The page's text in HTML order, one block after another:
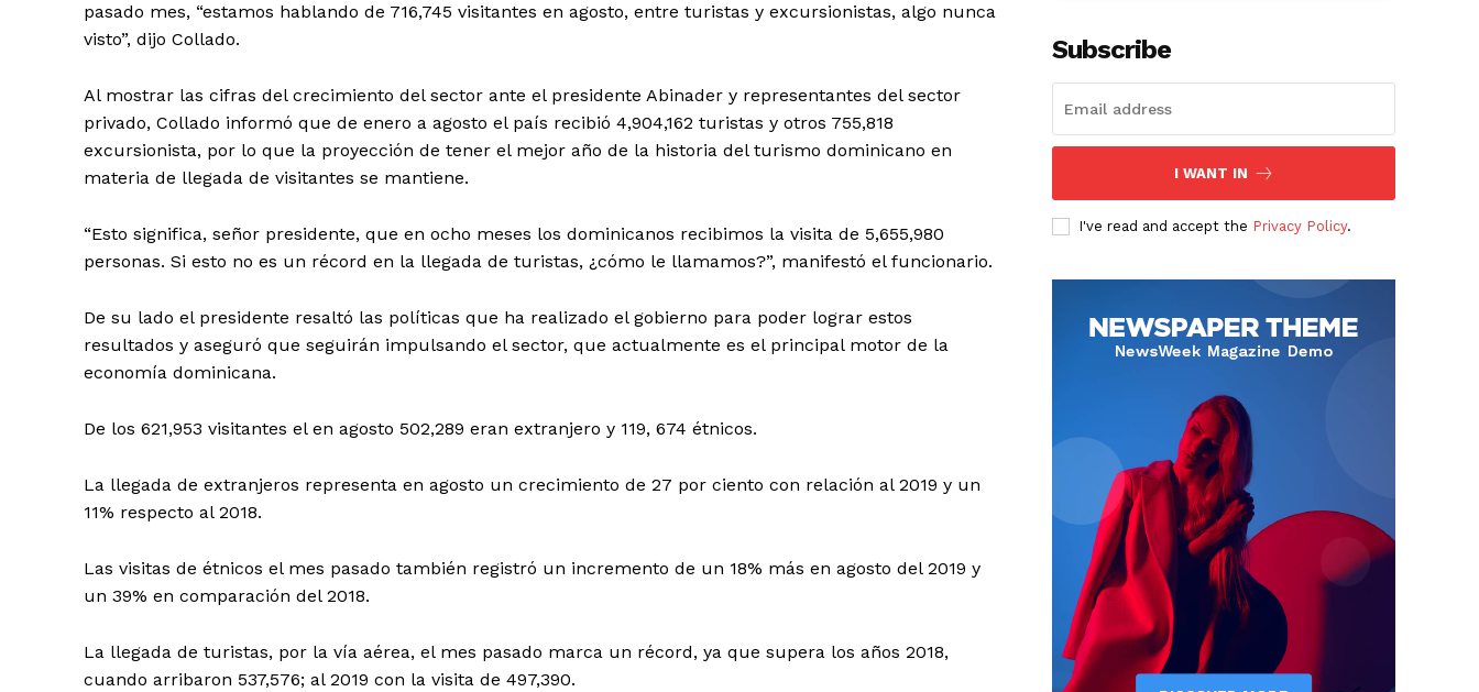
Día de Leyendas
Día de Leyendas
Albert Pujols
Albert Pujols
pasado mes, “estamos hablando de 716,745 visitantes en agosto, entre turistas y excursionistas, algo nunca
visto”, dijo Collado.
Al mostrar las cifras del crecimiento del sector ante el presidente Abinader y representantes del sector
privado, Collado informó que de enero a agosto el país recibió 4,904,162 turistas y otros 755,818
excursionista, por lo que la proyección de tener el mejor año de la historia del turismo dominicano en
materia de llegada de visitantes se mantiene.
“Esto significa, señor presidente, que en ocho meses los dominicanos recibimos la visita de 5,655,980
personas. Si esto no es un récord en la llegada de turistas, ¿cómo le llamamos?”, manifestó el funcionario.
De su lado el presidente resaltó las políticas que ha realizado el gobierno para poder lograr estos
resultados y aseguró que seguirán impulsando el sector, que actualmente es el principal motor de la
economía dominicana.
De los 621,953 visitantes el en agosto 502,289 eran extranjero y 119, 674 étnicos.
La llegada de extranjeros representa en agosto un crecimiento de 27 por ciento con relación al 2019 y un
11% respecto al 2018.
Las visitas de étnicos el mes pasado también registró un incremento de un 18% más en agosto del 2019 y
un 39% en comparación del 2018.
La llegada de turistas, por la vía aérea, el mes pasado marca un récord, ya que supera los años 2018,
cuando arribaron 537,576; al 2019 con la visita de 497,390.
Subscribe
I WANT IN
I've read and accept the Privacy Policy.